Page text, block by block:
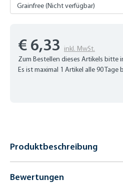
€ 6,33 inkl. MwSt.
Zum Bestellen dieses Artikels bitte
Es ist maximal 1 Artikel alle 90 Tage
Produktbeschreibung
Bewertungen